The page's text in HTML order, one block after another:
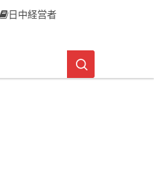
日中経営者